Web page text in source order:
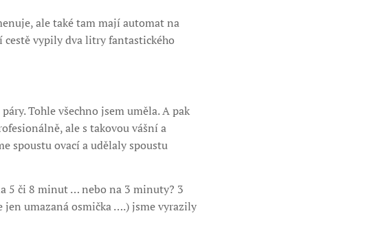
ale také tam mají automat na
cestě vypily dva litry fantastického
Tohle všechno jsem uměla. A pak
ale s takovou vášní a
spoustu ovací a udělaly spoustu
5 či 8 minut … nebo na 3 minuty? 3
umazaná osmička ….) jsme vyrazily